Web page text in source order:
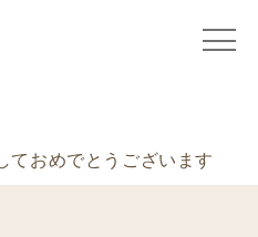
ておめでとうございます